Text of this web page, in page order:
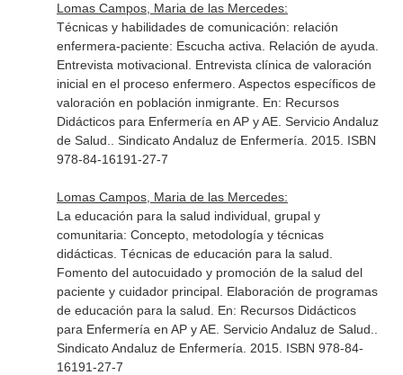
Lomas Campos, Maria de las Mercedes:
Técnicas y habilidades de comunicación: relación
enfermera-paciente: Escucha activa. Relación de ayuda.
Entrevista motivacional. Entrevista clínica de valoración
inicial en el proceso enfermero. Aspectos específicos de
valoración en población inmigrante. En: Recursos
Didácticos para Enfermería en AP y AE. Servicio Andaluz
de Salud.
. Sindicato Andaluz de Enfermería. 2015. ISBN
978-84-16191-27-7
Lomas Campos, Maria de las Mercedes:
La educación para la salud individual, grupal y
comunitaria: Concepto, metodología y técnicas
didácticas. Técnicas de educación para la salud.
Fomento del autocuidado y promoción de la salud del
paciente y cuidador principal. Elaboración de programas
de educación para la salud. En: Recursos Didácticos
para Enfermería en AP y AE. Servicio Andaluz de Salud.
Sindicato Andaluz de Enfermería. 2015. ISBN 978-84-
16191-27-7